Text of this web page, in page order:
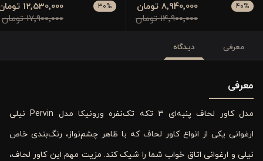
40%
14٬900٬000 تومان
8٬940٬000 تومان 30%
17٬900٬000 تومان
12٬530٬000 تومان
معرفی دیدگاه
معرفی
مدل کاور لحاف پنبه‌ای ۳ تکه تک‌نفره ورونیکا مدل Pervin نیلی
ارغوانی یکی از انواع کاور لحاف که با ظاهر چشم‌نواز، رنگ‌بندی خاص
نیلی و ارغوانی اتاق خواب شما را شیک کند. مزیت مهم این کاور لحاف،